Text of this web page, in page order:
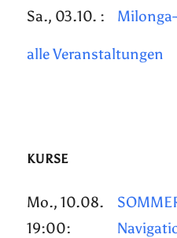
Sa., 03.10. :
alle Veranstaltungen
KURSE
Mo., 10.08.
19:00: